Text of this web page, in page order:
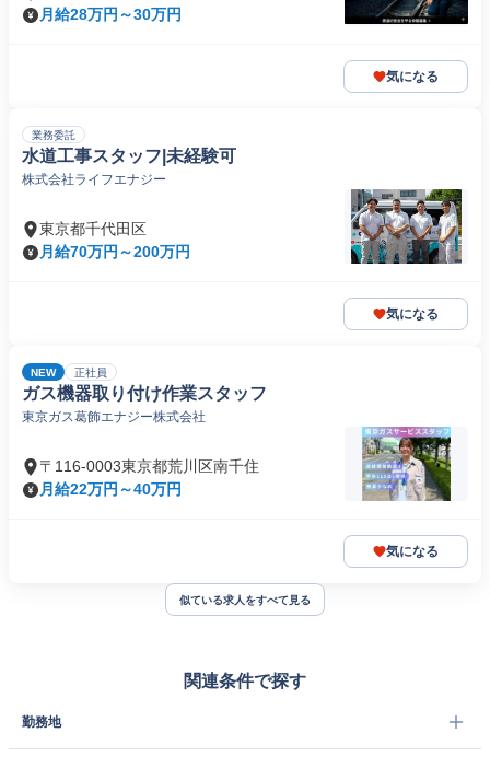
月給28万円～30万円
気になる
業務委託
水道工事スタッフ|未経験可
株式会社ライフエナジー
東京都千代田区
月給70万円～200万円
気になる
NEW 正社員
ガス機器取り付け作業スタッフ
東京ガス葛飾エナジー株式会社
〒116-0003東京都荒川区南千住
月給22万円～40万円
気になる
似ている求人をすべて見る
関連条件で探す
勤務地